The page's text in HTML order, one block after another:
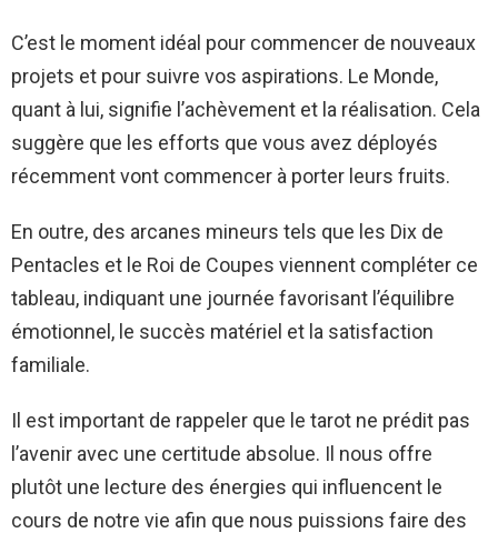
C’est le moment idéal pour commencer de nouveaux
projets et pour suivre vos aspirations. Le Monde,
quant à lui, signifie l’achèvement et la réalisation. Cela
suggère que les efforts que vous avez déployés
récemment vont commencer à porter leurs fruits.
En outre, des arcanes mineurs tels que les Dix de
Pentacles et le Roi de Coupes viennent compléter ce
tableau, indiquant une journée favorisant l’équilibre
émotionnel, le succès matériel et la satisfaction
familiale.
Il est important de rappeler que le tarot ne prédit pas
l’avenir avec une certitude absolue. Il nous offre
plutôt une lecture des énergies qui influencent le
cours de notre vie afin que nous puissions faire des